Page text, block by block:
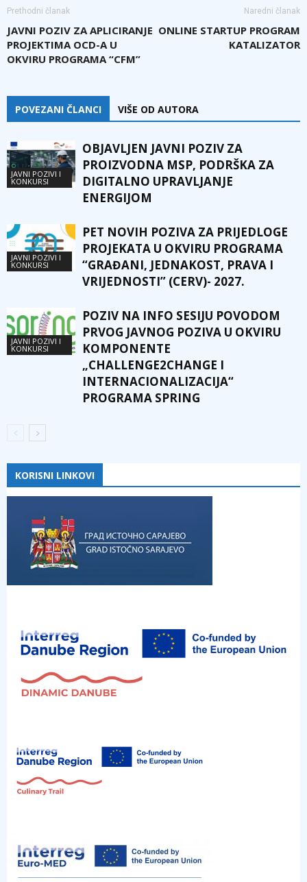
Prethodni članak
JAVNI POZIV ZA APLICIRANJE
PROJEKTIMA OCD-A U
OKVIRU PROGRAMA “CFM”
Naredni članak
ONLINE STARTUP PROGRAM
KATALIZATOR
POVEZANI ČLANCI VIŠE OD AUTORA
JAVNI POZIVI I
KONKURSI
OBJAVLJEN JAVNI POZIV ZA
PROIZVODNA MSP, PODRŠKA ZA
DIGITALNO UPRAVLJANJE
ENERGIJOM
JAVNI POZIVI I
KONKURSI
PET NOVIH POZIVA ZA PRIJEDLOGE
PROJEKATA U OKVIRU PROGRAMA
“GRAĐANI, JEDNAKOST, PRAVA I
VRIJEDNOSTI” (CERV)- 2027.
JAVNI POZIVI I
KONKURSI
POZIV NA INFO SESIJU POVODOM
PRVOG JAVNOG POZIVA U OKVIRU
KOMPONENTE
„CHALLENGE2CHANGE I
INTERNACIONALIZACIJA“
PROGRAMA SPRING
KORISNI LINKOVI